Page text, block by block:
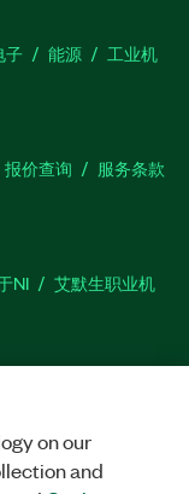
子 能源
工业机
报价查询
服务条款
NI
艾默生职业机
on our
and